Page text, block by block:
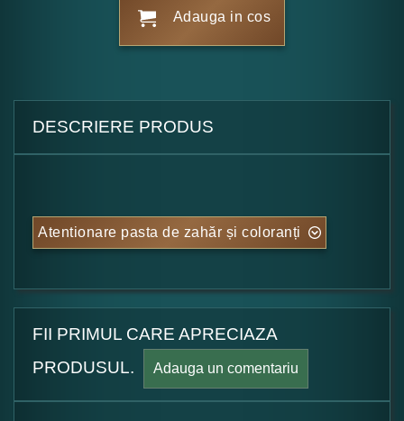
Adauga in cos
DESCRIERE PRODUS
Atentionare pasta de zahăr și coloranți
FII PRIMUL CARE APRECIAZA
PRODUSUL.
Adauga un comentariu